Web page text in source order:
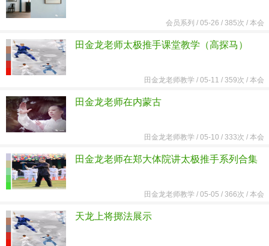
会员系列 / 05-26 / 385次 / 本会
田金龙老师太极推手课堂教学（高探马）
田金龙老师教学 / 05-11 / 359次 / 本会
田金龙老师在内蒙古
田金龙老师教学 / 05-10 / 333次 / 本会
田金龙老师在郑大体院讲太极推手系列合集
田金龙老师教学 / 05-05 / 366次 / 本会
天龙上将掷法展示